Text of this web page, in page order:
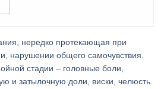
нередко протекающая при
нарушении общего самочувствия.
стадии – головные боли,
и затылочную доли, виски, челюсть.